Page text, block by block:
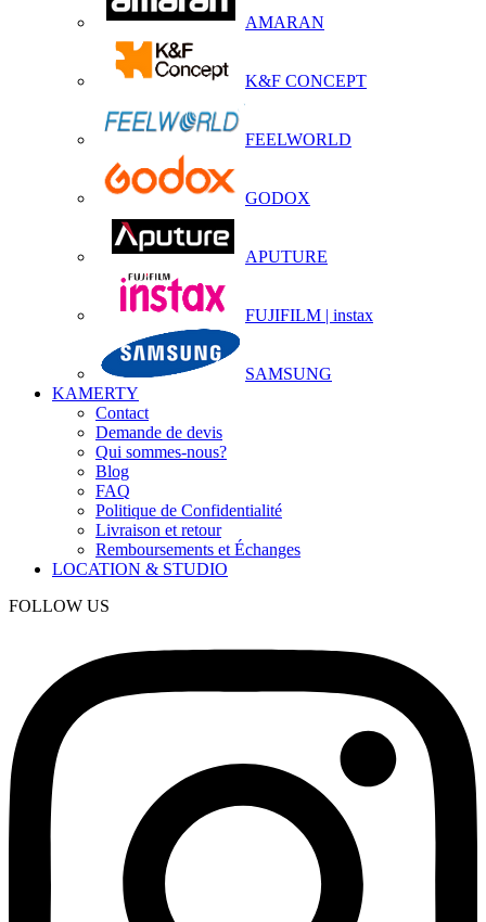
AMARAN
K&F CONCEPT
FEELWORLD
GODOX
APUTURE
FUJIFILM | instax
SAMSUNG
KAMERTY
Contact
Demande de devis
Qui sommes-nous?
Blog
FAQ
Politique de Confidentialité
Livraison et retour
Remboursements et Échanges
LOCATION & STUDIO
FOLLOW US